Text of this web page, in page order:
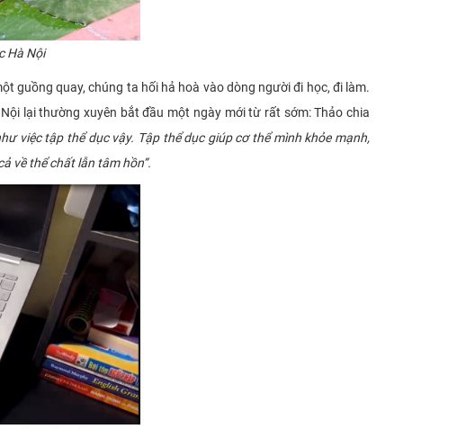
Hà Nội
quay, chúng ta hối hả hoà vào dòng người đi học, đi làm.
lại thường xuyên bắt đầu một ngày mới từ rất sớm: Thảo chia
việc tập thể dục vậy. Tập thể dục giúp cơ thể mình khỏe mạnh,
về thể chất lẫn tâm hồn”.